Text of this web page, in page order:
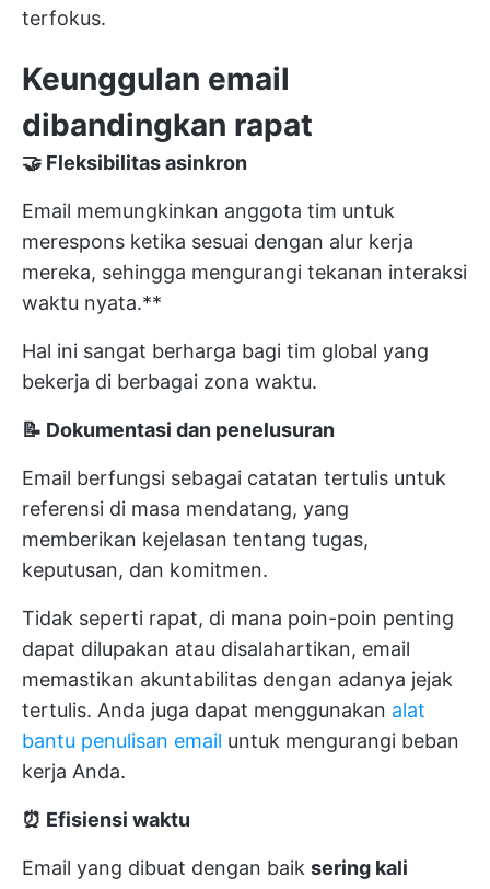
terfokus.
Keunggulan email
dibandingkan rapat
🤝 Fleksibilitas asinkron
Email memungkinkan anggota tim untuk
merespons ketika sesuai dengan alur kerja
mereka, sehingga mengurangi tekanan interaksi
waktu nyata.**
Hal ini sangat berharga bagi tim global yang
bekerja di berbagai zona waktu.
📝 Dokumentasi dan penelusuran
Email berfungsi sebagai catatan tertulis untuk
referensi di masa mendatang, yang
memberikan kejelasan tentang tugas,
keputusan, dan komitmen.
Tidak seperti rapat, di mana poin-poin penting
dapat dilupakan atau disalahartikan, email
memastikan akuntabilitas dengan adanya jejak
tertulis. Anda juga dapat menggunakan alat
bantu penulisan email untuk mengurangi beban
kerja Anda.
⏰ Efisiensi waktu
Email yang dibuat dengan baik sering kali